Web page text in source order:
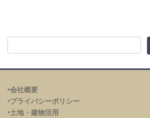
‣会社概要
‣プライバシーポリシー
‣土地・建物活用